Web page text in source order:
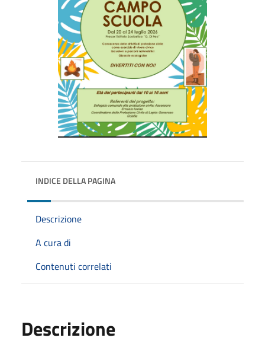
INDICE DELLA PAGINA
Descrizione
A cura di
Contenuti correlati
Descrizione